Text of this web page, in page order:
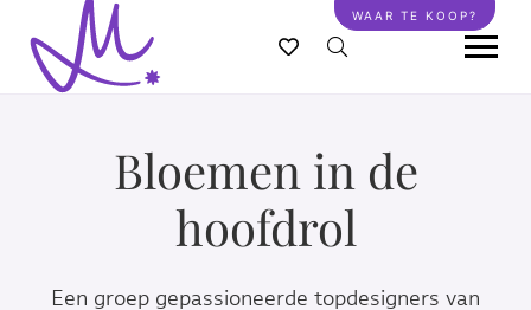
Overslaan
naar
WAAR TE KOOP?
Bloemen in de
hoofdrol
Een groep gepassioneerde topdesigners van